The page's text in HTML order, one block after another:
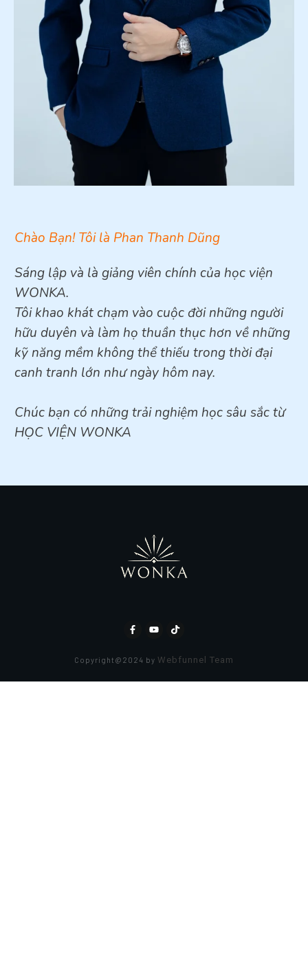
Chào Bạn!Tôi là Phan Thanh Dũng
Sáng lập và là giảng viên chính của học viện
WONKA.
Tôi khao khát chạm vào cuộc đời những người
hữu duyên và làm họ thuần thục hơn về những
kỹ năng mềm không thể thiếu trong thời đại
canh tranh lớn như ngày hôm nay.
Chúc bạn có những trải nghiệm học sâu sắc từ
HỌC VIỆN WONKA
Copyright@2024 by Webfunnel Team